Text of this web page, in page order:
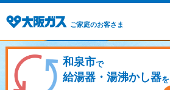
ご家庭のお客さま
和泉市で
給湯器・湯沸かし器を